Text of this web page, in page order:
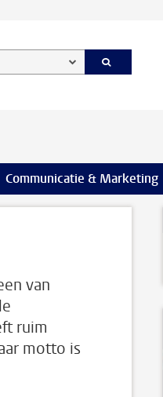
Onderzoek pagina’s
Communicatie & Marketing
van
ruim
motto is